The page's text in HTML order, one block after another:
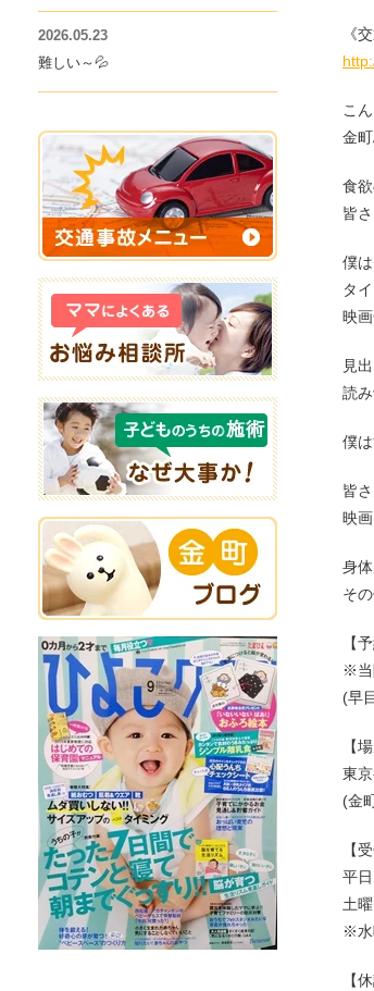
《
こ
金
食
皆
僕
タ
映
見
読
僕
皆
映
身
そ
【
※当
(早
【
東
(金
【
平
土
※水
【
2026.05.23
難しい～💦